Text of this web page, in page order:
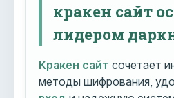
кракен сайт
лидером
Кракен сайт сочетает
методы шифрования,